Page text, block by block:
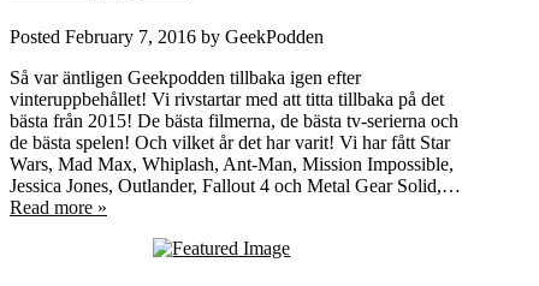
Posted February 7, 2016 by GeekPodden
Så var äntligen Geekpodden tillbaka igen efter
vinteruppbehållet! Vi rivstartar med att titta tillbaka på det
bästa från 2015! De bästa filmerna, de bästa tv-serierna och
de bästa spelen! Och vilket år det har varit! Vi har fått Star
Wars, Mad Max, Whiplash, Ant-Man, Mission Impossible,
Jessica Jones, Outlander, Fallout 4 och Metal Gear Solid,…
Read more »